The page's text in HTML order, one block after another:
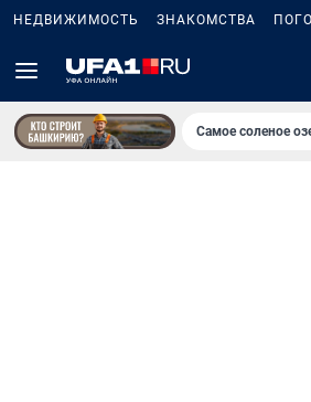
НЕДВИЖИМОСТЬ ЗНАКОМСТВА
Самое соленое